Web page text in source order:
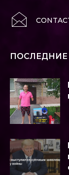
ПОСЛЕДНИЕ